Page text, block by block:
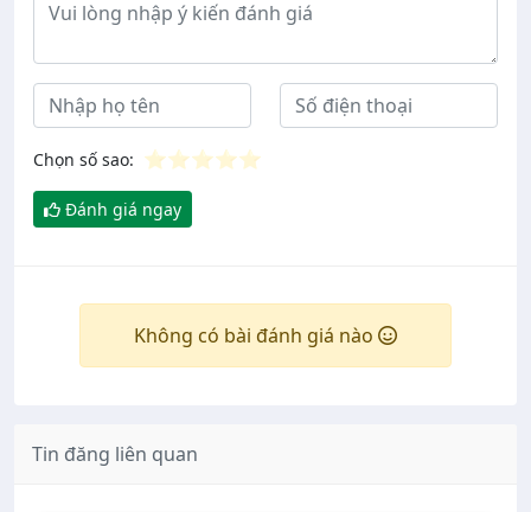
Chọn số sao: ⭐⭐⭐⭐⭐
Đánh giá ngay
Không có bài đánh giá nào
Tin đăng liên quan